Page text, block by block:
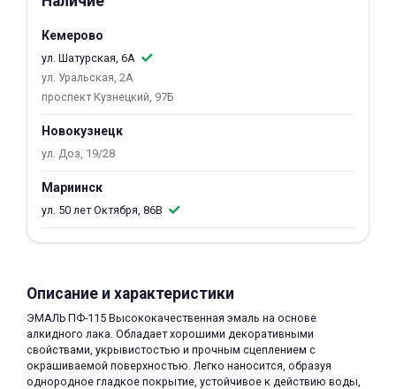
Кемерово
ул. Шатурская, 6А
ул. Уральская, 2А
проспект Кузнецкий, 97Б
Новокузнецк
ул. Доз, 19/28
Мариинск
ул. 50 лет Октября, 86В
Описание и характеристики
ЭМАЛЬ ПФ-115 Высококачественная эмаль на основе
алкидного лака. Обладает хорошими декоративными
свойствами, укрывистостью и прочным сцеплением с
окрашиваемой поверхностью. Легко наносится, образуя
однородное гладкое покрытие, устойчивое к действию воды,
25
недели